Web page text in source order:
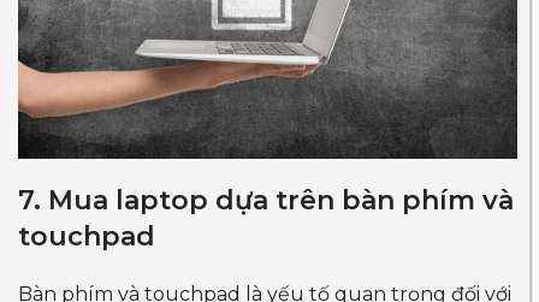
7. Mua laptop dựa trên bàn phím và
touchpad
Bàn phím và touchpad là yếu tố quan trọng đối với